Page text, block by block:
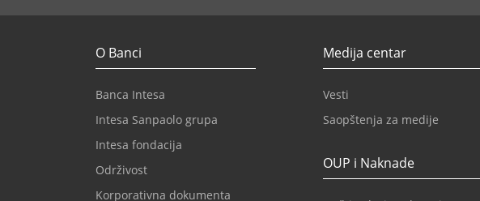
O Banci
Banca Intesa
Intesa Sanpaolo grupa
Intesa fondacija
Održivost
Korporativna dokumenta
Medija centar
Vesti
Saopštenja za medije
OUP i Naknade